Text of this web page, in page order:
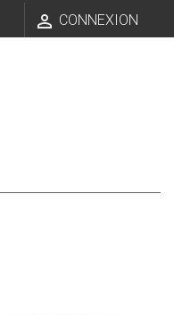
 CONNEXION